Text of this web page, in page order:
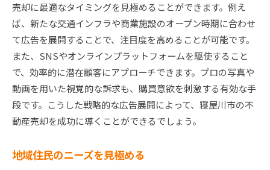
売却に最適なタイミングを見極めることができます。例え
ば、新たな交通インフラや商業施設のオープン時期に合わせ
て広告を展開することで、注目度を高めることが可能です。
また、SNSやオンラインプラットフォームを駆使すること
で、効率的に潜在顧客にアプローチできます。プロの写真や
動画を用いた視覚的な訴求も、購買意欲を刺激する有効な手
段です。こうした戦略的な広告展開によって、寝屋川市の不
動産売却を成功に導くことができるでしょう。
地域住民のニーズを見極める